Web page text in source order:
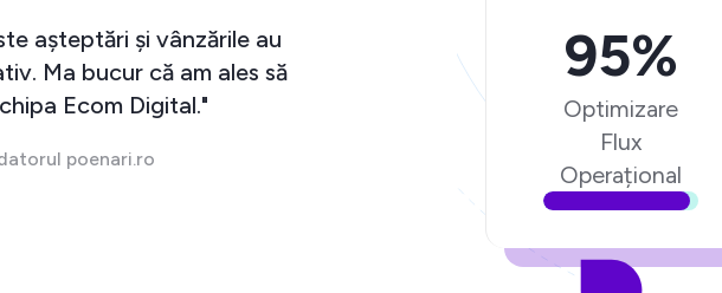
"O experiență peste așteptări și vânzările au
crescut semnificativ. Ma bucur că am ales să
am încredere în echipa Ecom Digital."
Lucian Poenari,Fondatorul poenari.ro
95%
Optimizare
Flux
Operațional